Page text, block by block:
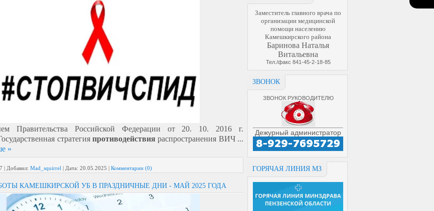
Заместитель главного врача по
организации медицинской
помощи населению
Камешкирского района
Баринова Наталья
Витальевна
Тел./факс 841-45-2-18-85
ЗВОНОК
ЗВОНОК РУКОВОДИТЕЛЮ
Дежурный администратор
ГОРЯЧАЯ ЛИНИЯ МЗ
Правительства Российской Федерации от 20. 10. 2016 г.
стратегия противодействияраспространения ВИЧ ...
»
| Добавил: Mad_squirrel | Дата: 20.05.2025 | Комментарии (0)
КАМЕШКИРСКОЙ УБ В ПРАЗДНИЧНЫЕ ДНИ - МАЙ 2025 ГОДА